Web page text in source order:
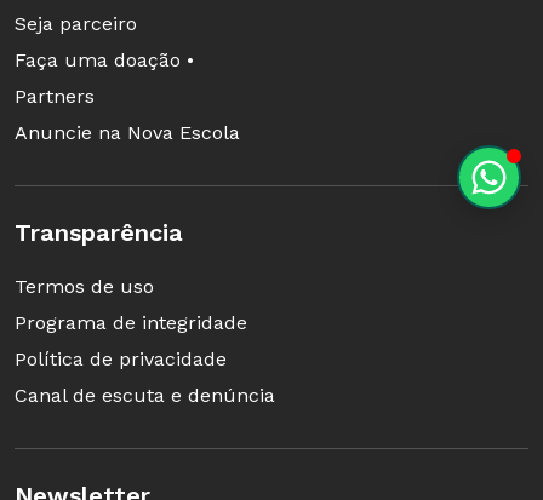
Seja parceiro
Faça uma doação •
Partners
Anuncie na Nova Escola
Transparência
Termos de uso
Programa de integridade
Política de privacidade
Canal de escuta e denúncia